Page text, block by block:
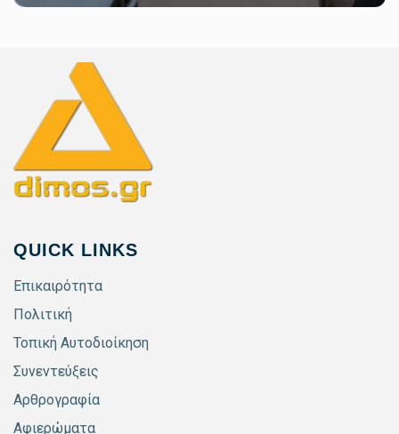
QUICK LINKS
Επικαιρότητα
Πολιτική
Τοπική Αυτοδιοίκηση
Συνεντεύξεις
Αρθρογραφία
Αφιερώματα